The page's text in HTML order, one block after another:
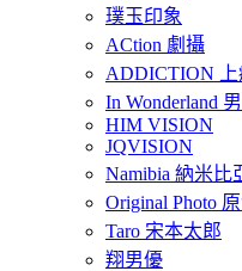
璞玉印象
ACtion 劇攝
ADDICTION 上
In Wonderland
HIM VISION
JQVISION
Namibia 納米比
Original Photo
Taro 宋本太郎
翔男優